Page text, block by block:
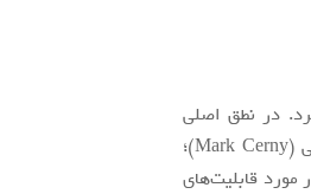
در نطق اصلی
، مارک سرنی (Mark Cerny)؛
قابلیت‌های